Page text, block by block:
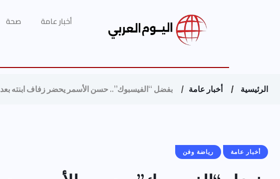
أخبار عامة صحة
الرئيسية أخبار عامة بفضل “الفيسبوك”.. حسن الأسمر يحضر زفاف ابنته بعد 6 سنوات من رحيله
أخبار عامة رياضة وفن